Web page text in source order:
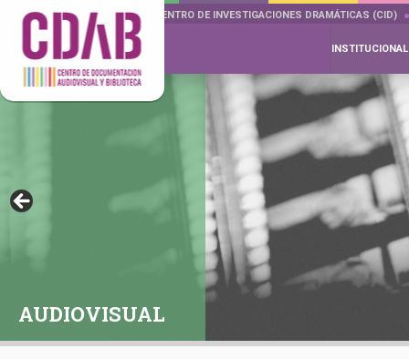
DOCUMENTA DRAMÁTICAS CENTRO DE INVESTIGACIONES DRAMÁTICAS (CID)
INSTITUCIONAL
AUDIOVISUAL